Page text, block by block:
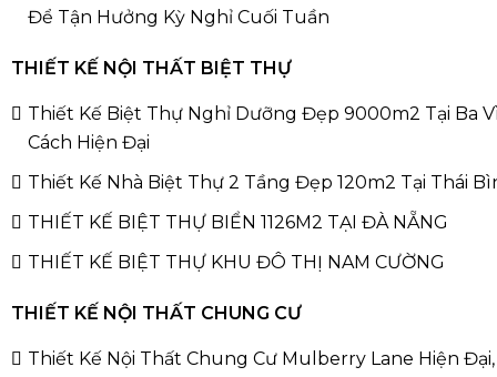
Để Tận Hưởng Kỳ Nghỉ Cuối Tuần
THIẾT KẾ NỘI THẤT BIỆT THỰ
Thiết Kế Biệt Thự Nghỉ Dưỡng Đẹp 9000m2 Tại Ba
Cách Hiện Đại
Thiết Kế Nhà Biệt Thự 2 Tầng Đẹp 120m2 Tại Thái
THIẾT KẾ BIỆT THỰ BIỂN 1126M2 TẠI ĐÀ NẴNG
THIẾT KẾ BIỆT THỰ KHU ĐÔ THỊ NAM CƯỜNG
THIẾT KẾ NỘI THẤT CHUNG CƯ
Thiết Kế Nội Thất Chung Cư Mulberry Lane Hiện